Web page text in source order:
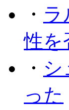
・
性を
・
った